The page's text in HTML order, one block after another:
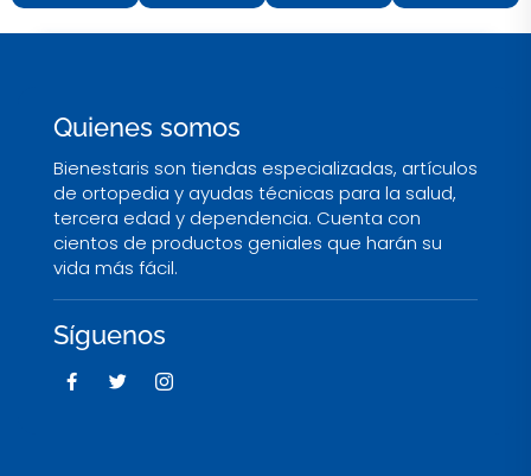
Quienes somos
Bienestaris son tiendas especializadas, artículos
de ortopedia y ayudas técnicas para la salud,
tercera edad y dependencia. Cuenta con
cientos de productos geniales que harán su
vida más fácil.
Síguenos
F
a
T
w
I
c